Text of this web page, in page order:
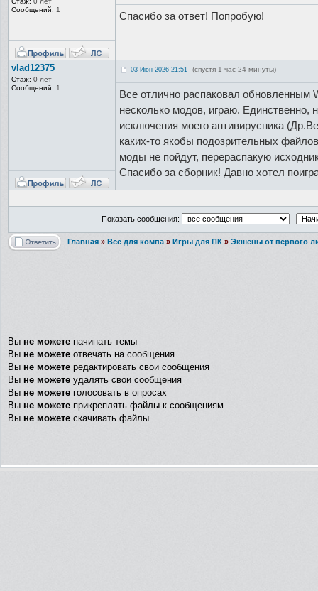
Сообщений: 1
Спасибо за ответ! Попробую!
vlad12375
Стаж: 0 лет
Сообщений: 1
03-Июн-2026 21:51 (спустя 1 час 24 минуты)
Все отлично распаковал обновленным
несколько модов, играю. Единственно,
исключения моего антивирусника
каких-то якобы подозрительных
моды не пойдут, перераспакую
Спасибо за сборник! Давно хотел
Показать сообщения:
Главная » Все для компа » Игры для ПК » Экшены от первого
Вы не можете начинать темы
Вы не можете отвечать на сообщения
Вы не можете редактировать свои сообщения
Вы не можете удалять свои сообщения
Вы не можете голосовать в опросах
Вы не можете прикреплять файлы к сообщениям
Вы не можете скачивать файлы